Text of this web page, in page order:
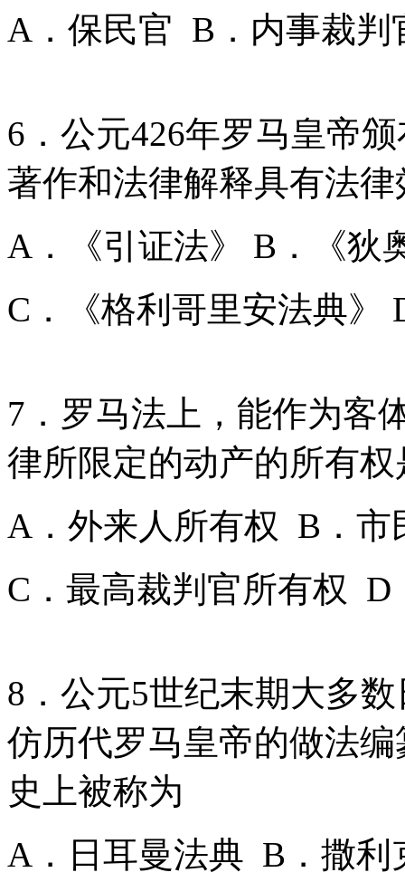
A．保民官 B．内事裁
6．公元426年罗马皇帝
著作和法律解释具有法
A．《引证法》 B．《狄
C．《格利哥里安法典》
7．罗马法上，能作为客
律所限定的动产的所有权
A．外来人所有权 B．市
C．最高裁判官所有权 D
8．公元5世纪末期大多
仿历代罗马皇帝的做法
史上被称为
A．日耳曼法典 B．撒